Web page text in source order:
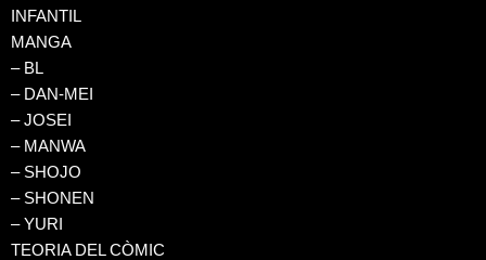
INFANTIL
MANGA
– BL
– DAN-MEI
– JOSEI
– MANWA
– SHOJO
– SHONEN
– YURI
TEORIA DEL CÒMIC